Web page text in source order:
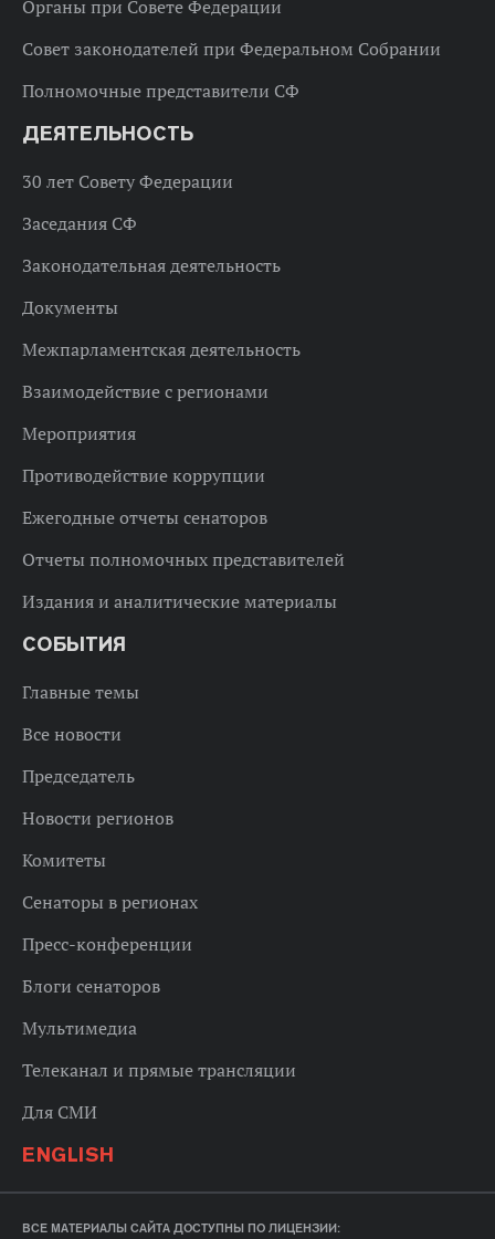
Органы при Совете Федерации
Совет законодателей при Федеральном Собрании
Полномочные представители СФ
ДЕЯТЕЛЬНОСТЬ
30 лет Совету Федерации
Заседания СФ
Законодательная деятельность
Документы
Межпарламентская деятельность
Взаимодействие с регионами
Мероприятия
Противодействие коррупции
Ежегодные отчеты сенаторов
Отчеты полномочных представителей
Издания и аналитические материалы
СОБЫТИЯ
Главные темы
Все новости
Председатель
Новости регионов
Комитеты
Сенаторы в регионах
Пресс-конференции
Блоги сенаторов
Мультимедиа
Телеканал и прямые трансляции
Для СМИ
ENGLISH
ВСЕ МАТЕРИАЛЫ САЙТА ДОСТУПНЫ ПО ЛИЦЕНЗИИ: